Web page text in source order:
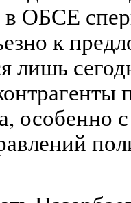
в ОБСЕ
к
лишь
особенно